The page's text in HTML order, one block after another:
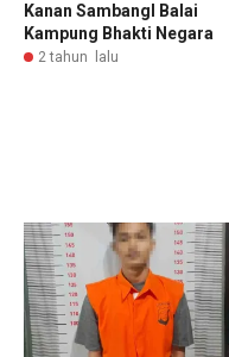
Kanan SambangI Balai
Kampung Bhakti Negara
2 tahun lalu